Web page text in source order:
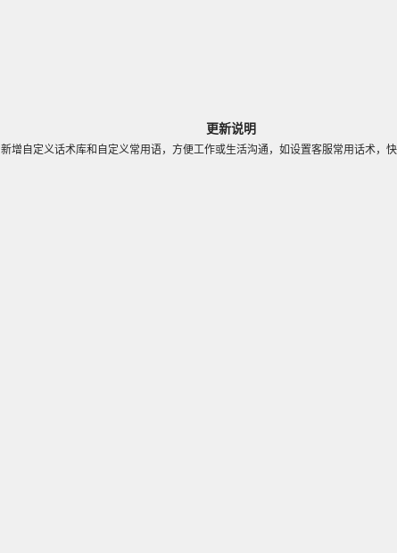
更新说明
新增自定义话术库和自定义常用语，方便工作或生活沟通，如设置客服常用话术，快